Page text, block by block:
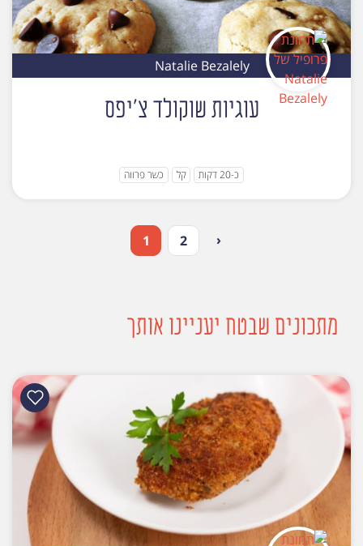
Natalie Bezalely
עוגיות שוקולד צ'יפס
כ-20 דקות קל כשר פרווה
1 2 ‹
מתכונים שבטח יעניינו אותך